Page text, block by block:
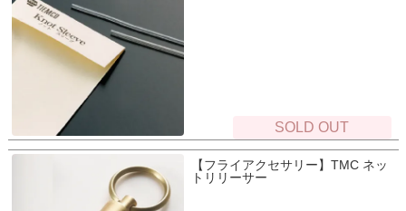
SOLD OUT
【フライアクセサリー】TMC ネッ
トリリーサー